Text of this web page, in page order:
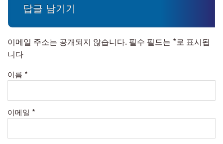
답글 남기기
이메일 주소는 공개되지 않습니다. 필수 필드는 *로 표시됩
니다
이름 *
이메일 *